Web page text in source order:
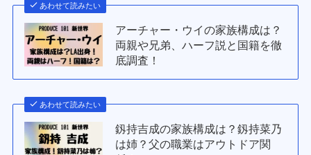
あわせて読みたい
アーチャー・ウイの家族構成は？
両親や兄弟、ハーフ説と国籍を徹
底調査！
あわせて読みたい
釼持吉成の家族構成は？釼持菜乃
は姉？父の職業はアウトドア関